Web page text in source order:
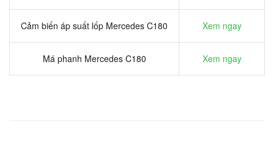
Cảm biến áp suất lốp Mercedes C180 Xem ngay
Má phanh Mercedes C180 Xem ngay